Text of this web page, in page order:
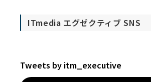
ITmedia エグゼクティブ SNS
Tweets by itm_executive